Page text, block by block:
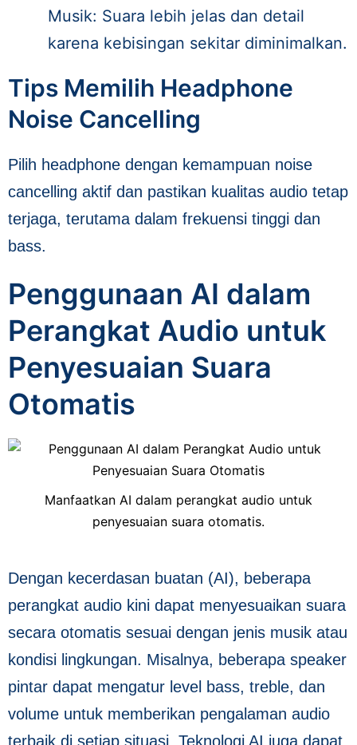
Musik: Suara lebih jelas dan detail
karena kebisingan sekitar diminimalkan.
Tips Memilih Headphone
Noise Cancelling
Pilih headphone dengan kemampuan noise
cancelling aktif dan pastikan kualitas audio tetap
terjaga, terutama dalam frekuensi tinggi dan
bass.
Penggunaan AI dalam
Perangkat Audio untuk
Penyesuaian Suara
Otomatis
Manfaatkan AI dalam perangkat audio untuk
penyesuaian suara otomatis.
Dengan kecerdasan buatan (AI), beberapa
perangkat audio kini dapat menyesuaikan suara
secara otomatis sesuai dengan jenis musik atau
kondisi lingkungan. Misalnya, beberapa speaker
pintar dapat mengatur level bass, treble, dan
volume untuk memberikan pengalaman audio
terbaik di setiap situasi. Teknologi AI juga dapat